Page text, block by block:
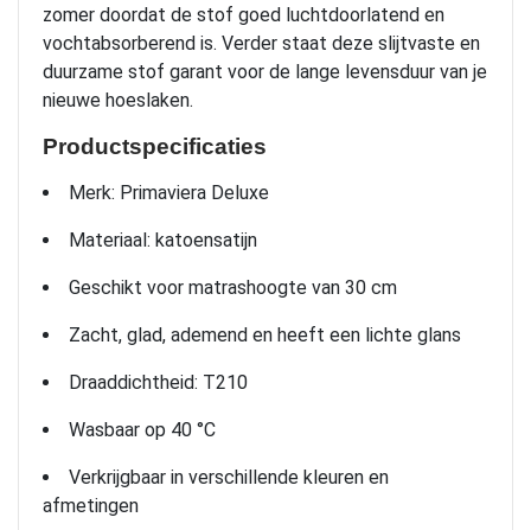
zomer doordat de stof goed luchtdoorlatend en
vochtabsorberend is. Verder staat deze slijtvaste en
duurzame stof garant voor de lange levensduur van je
nieuwe hoeslaken.
Productspecificaties
Merk: Primaviera Deluxe
Materiaal: katoensatijn
Geschikt voor matrashoogte van 30 cm
Zacht, glad, ademend en heeft een lichte glans
Draaddichtheid: T210
Wasbaar op 40 °C
Verkrijgbaar in verschillende kleuren en
afmetingen